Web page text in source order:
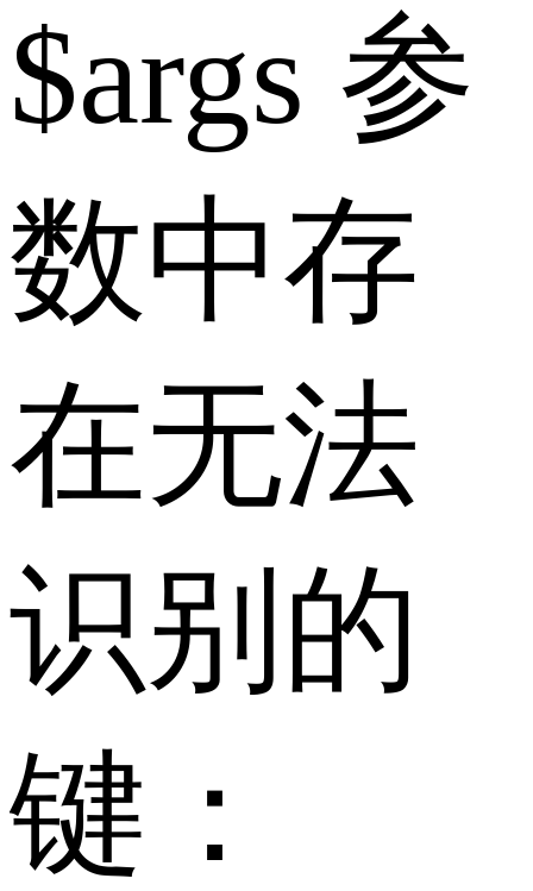
$args 参
数中存
在无法
识别的
键：